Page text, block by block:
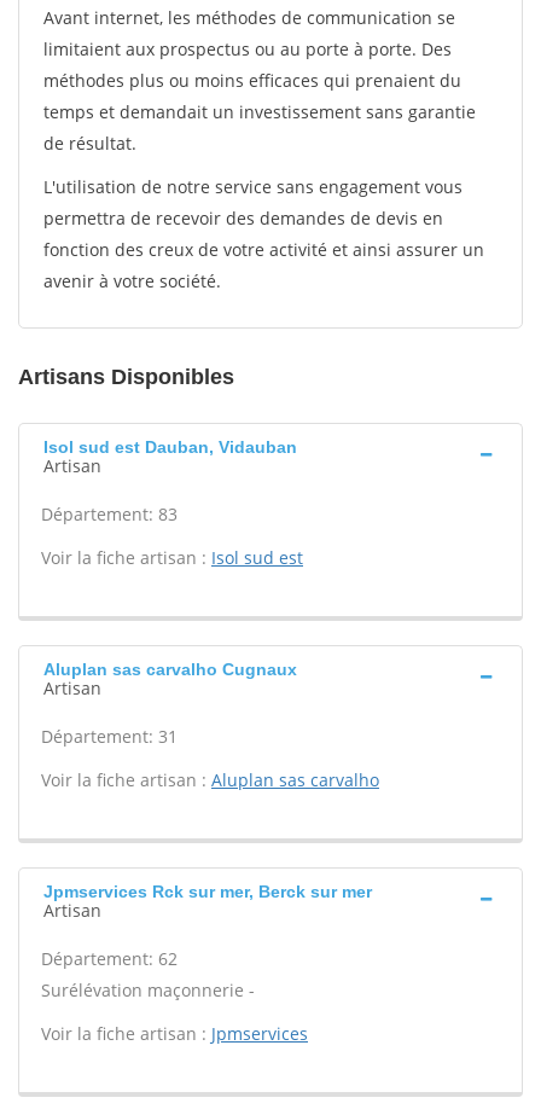
Avant internet, les méthodes de communication se
limitaient aux prospectus ou au porte à porte. Des
méthodes plus ou moins efficaces qui prenaient du
temps et demandait un investissement sans garantie
de résultat.
L'utilisation de notre service sans engagement vous
permettra de recevoir des demandes de devis en
fonction des creux de votre activité et ainsi assurer un
avenir à votre société.
Artisans Disponibles
Isol sud est Dauban, Vidauban
Artisan
Département: 83
Voir la fiche artisan : Isol sud est
Aluplan sas carvalho Cugnaux
Artisan
Département: 31
Voir la fiche artisan : Aluplan sas carvalho
Jpmservices Rck sur mer, Berck sur mer
Artisan
Département: 62
Surélévation maçonnerie -
Voir la fiche artisan : Jpmservices